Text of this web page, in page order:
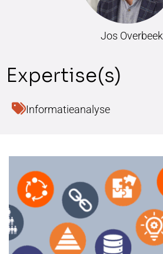
Jos Overbeek
Informatieanalyse